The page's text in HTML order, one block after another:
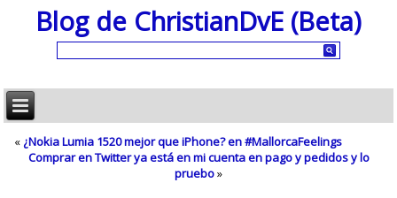
Blog de ChristianDvE (Beta)
« ¿Nokia Lumia 1520 mejor que iPhone? en #MallorcaFeelings
Comprar en Twitter ya está en mi cuenta en pago y pedidos y lo
pruebo»